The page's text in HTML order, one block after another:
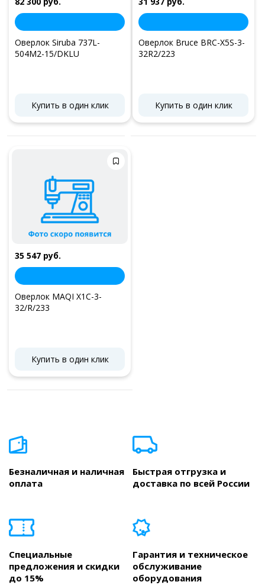
Оверлок Siruba 737L-
504M2-15/DKLU
Купить в один клик
Оверлок Bruce BRC-X5S-3-
32R2/223
Купить в один клик
35 547 руб.
Оверлок MAQI X1C-3-
32/R/233
Купить в один клик
Безналичная и наличная
оплата
Быстрая отгрузка и
доставка по всей России
Специальные
предложения и скидки
до 15%
Гарантия и техническое
обслуживание
оборудования